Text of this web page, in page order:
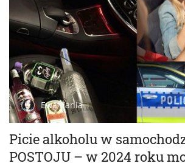
Picie alkoholu w
POSTOJU – w 2024 roku
Ewa Kania